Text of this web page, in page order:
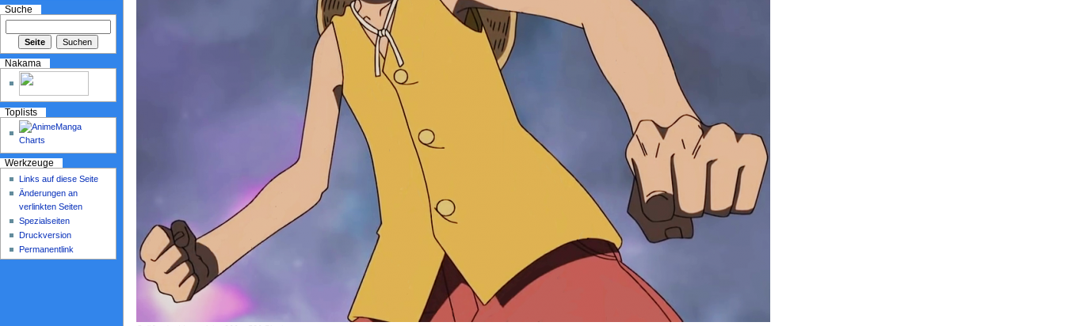
Suche
Nakama
Toplists
Werkzeuge
Links auf diese Seite
Änderungen an
verlinkten Seiten
Spezialseiten
Druckversion
Permanentlink